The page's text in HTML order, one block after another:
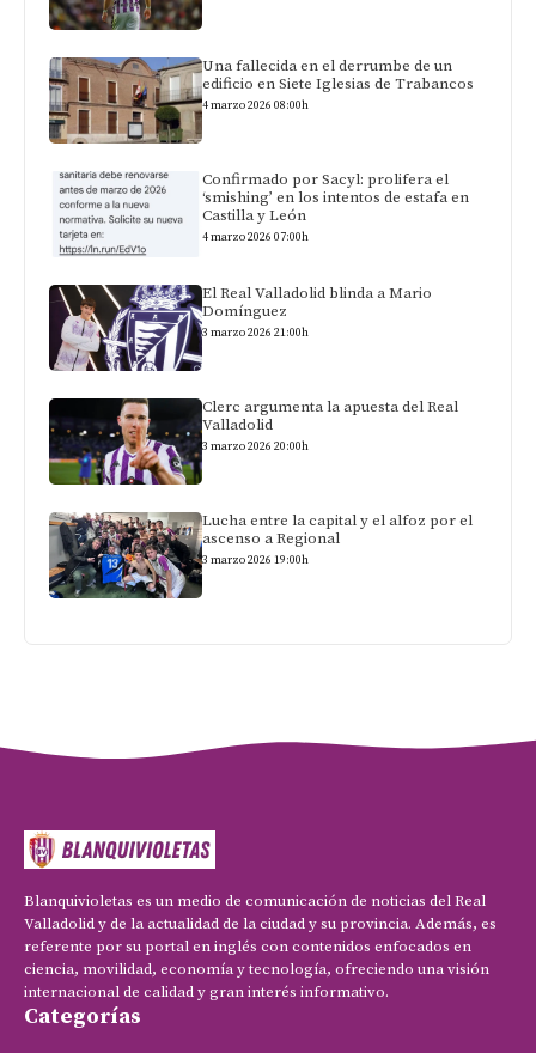
Una fallecida en el derrumbe de un
edificio en Siete Iglesias de Trabancos
4 marzo 2026 08:00h
Confirmado por Sacyl: prolifera el
‘smishing’ en los intentos de estafa en
Castilla y León
4 marzo 2026 07:00h
El Real Valladolid blinda a Mario
Domínguez
3 marzo 2026 21:00h
Clerc argumenta la apuesta del Real
Valladolid
3 marzo 2026 20:00h
Lucha entre la capital y el alfoz por el
ascenso a Regional
3 marzo 2026 19:00h
Blanquivioletas es un medio de comunicación de noticias del Real
Valladolid y de la actualidad de la ciudad y su provincia. Además, es
referente por su portal en inglés con contenidos enfocados en
ciencia, movilidad, economía y tecnología, ofreciendo una visión
internacional de calidad y gran interés informativo.
Categorías